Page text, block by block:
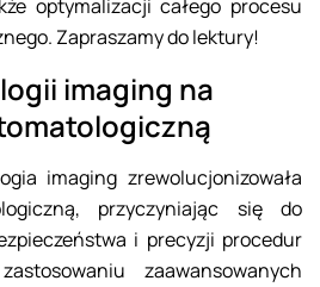
optymalizacji całego procesu
Zapraszamy do lektury!
imaging na
imaging zrewolucjonizowała
przyczyniając się do
i precyzji procedur
zaawansowanych